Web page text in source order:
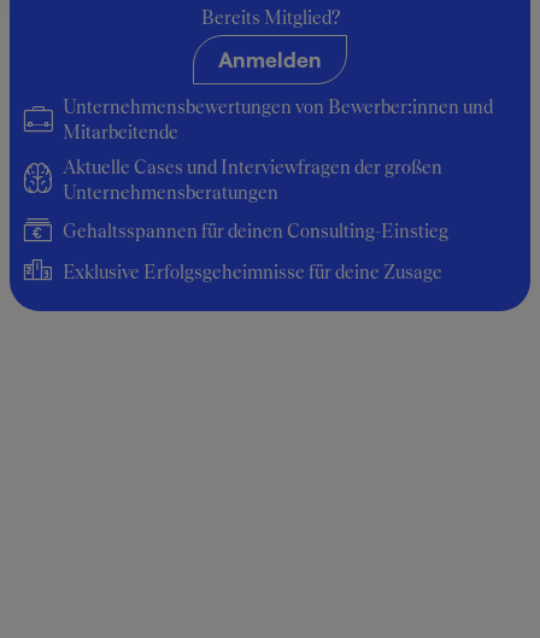
Durchschnittsgehalt: 9.000 €
Bereits Mitglied?
Anmelden
Unternehmensbewertungen von Bewerber:innen und
Mitarbeitende
Aktuelle Cases und Interviewfragen der großen
Unternehmensberatungen
Gehaltsspannen für deinen Consulting-Einstieg
Exklusive Erfolgsgeheimnisse für deine Zusage